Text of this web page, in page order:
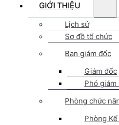
GIỚI THIỆU
Lịch sử
Sơ đồ tổ chức
Ban giám đốc
Giám đốc
Phó giám
Phòng chức
Phòng